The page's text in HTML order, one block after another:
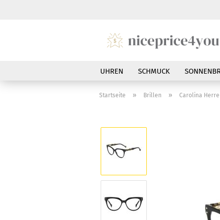
UHREN SCHMUCK
Startseite » Brillen » Carolina